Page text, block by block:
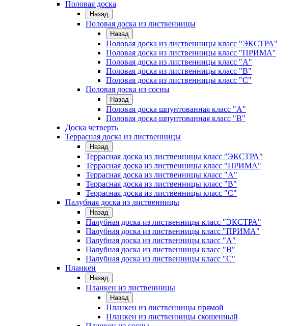
Половая доска
Назад
Половая доска из лиственницы
Назад
Половая доска из лиственницы класс "ЭКСТРА"
Половая доска из лиственницы класс "ПРИМА"
Половая доска из лиственницы класс "А"
Половая доска из лиственницы класс "B"
Половая доска из лиственницы класс "C"
Половая доска из сосны
Назад
Половая доска шпунтованная класс "А"
Половая доска шпунтованная класс "B"
Доска четверть
Террасная доска из лиственницы
Назад
Террасная доска из лиственницы класс "ЭКСТРА"
Террасная доска из лиственницы класс "ПРИМА"
Террасная доска из лиственницы класс "А"
Террасная доска из лиственницы класс "B"
Террасная доска из лиственницы класс "C"
Палубная доска из лиственницы
Назад
Палубная доска из лиственницы класс "ЭКСТРА"
Палубная доска из лиственницы класс "ПРИМА"
Палубная доска из лиственницы класс "А"
Палубная доска из лиственницы класс "B"
Палубная доска из лиственницы класс "C"
Планкен
Назад
Планкен из лиственницы
Назад
Планкен из лиственницы прямой
Планкен из лиственницы скошенный